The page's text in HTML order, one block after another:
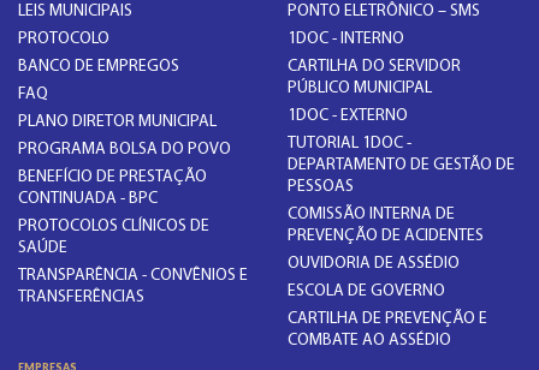
LEIS MUNICIPAIS
PROTOCOLO
BANCO DE EMPREGOS
FAQ
PLANO DIRETOR MUNICIPAL
PROGRAMA BOLSA DO POVO
BENEFÍCIO DE PRESTAÇÃO
CONTINUADA - BPC
PROTOCOLOS CLÍNICOS DE
SAÚDE
TRANSPARÊNCIA - CONVÊNIOS E
TRANSFERÊNCIAS
PONTO ELETRÔNICO – SMS
1DOC - INTERNO
CARTILHA DO SERVIDOR
PÚBLICO MUNICIPAL
1DOC - EXTERNO
TUTORIAL 1DOC -
DEPARTAMENTO DE GESTÃO DE
PESSOAS
COMISSÃO INTERNA DE
PREVENÇÃO DE ACIDENTES
OUVIDORIA DE ASSÉDIO
ESCOLA DE GOVERNO
CARTILHA DE PREVENÇÃO E
COMBATE AO ASSÉDIO
EMPRESAS